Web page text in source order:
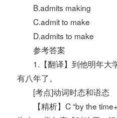
B.admits making
C.admit to make
D.admits to make
参考答案
1.【翻译】到他明年大
有八年了。
[考点]动词时态和语态
【精析】C “by the